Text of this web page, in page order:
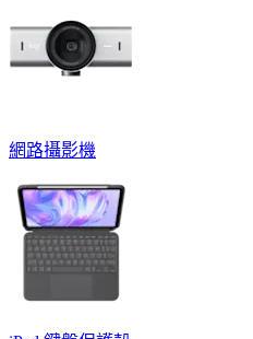
網路攝影機